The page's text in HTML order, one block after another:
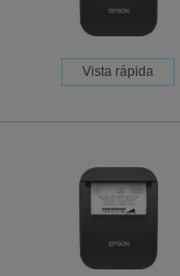
Vista rápida